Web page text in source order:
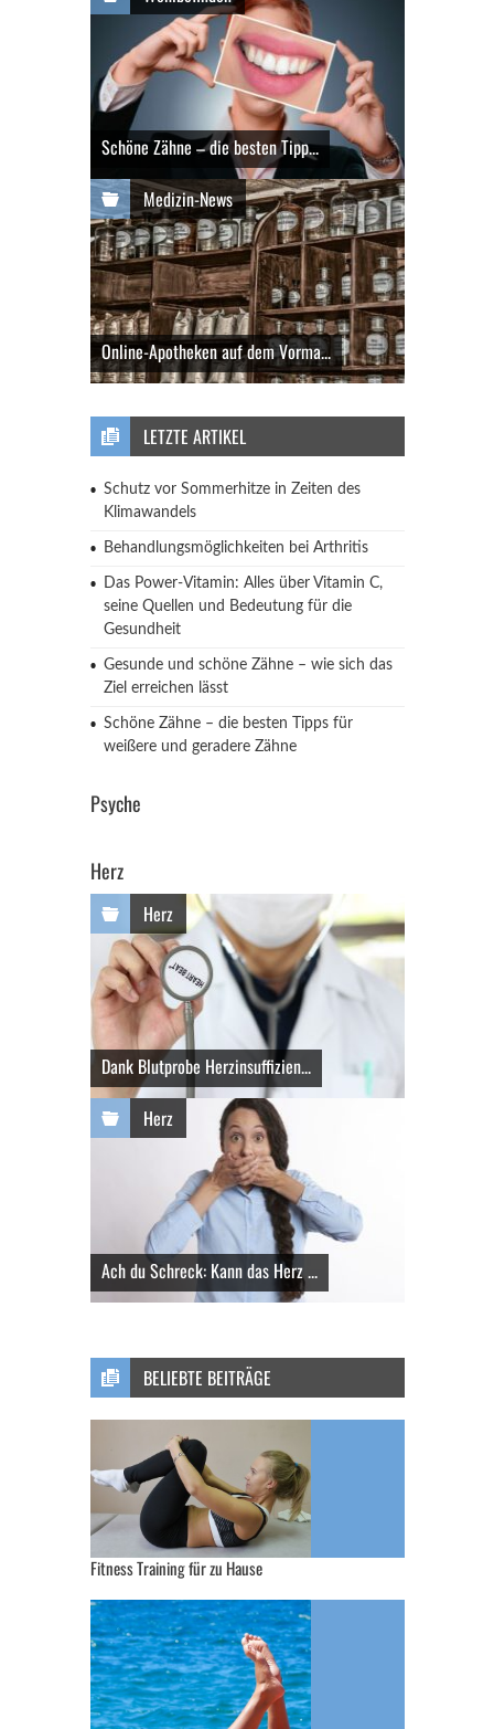
Schöne Zähne – die besten Tipp...
Medizin-News
Online-Apotheken auf dem Vorma...
LETZTE ARTIKEL
Schutz vor Sommerhitze in Zeiten des
Klimawandels
Behandlungsmöglichkeiten bei Arthritis
Das Power-Vitamin: Alles über Vitamin C,
seine Quellen und Bedeutung für die
Gesundheit
Gesunde und schöne Zähne – wie sich das
Ziel erreichen lässt
Schöne Zähne – die besten Tipps für
weißere und geradere Zähne
Psyche
Herz
Herz
Dank Blutprobe Herzinsuffizien...
Herz
Ach du Schreck: Kann das Herz ...
BELIEBTE BEITRÄGE
Fitness Training für zu Hause